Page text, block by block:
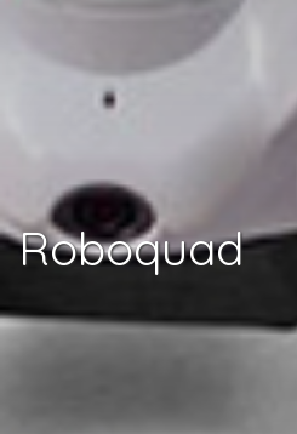
Roboquad